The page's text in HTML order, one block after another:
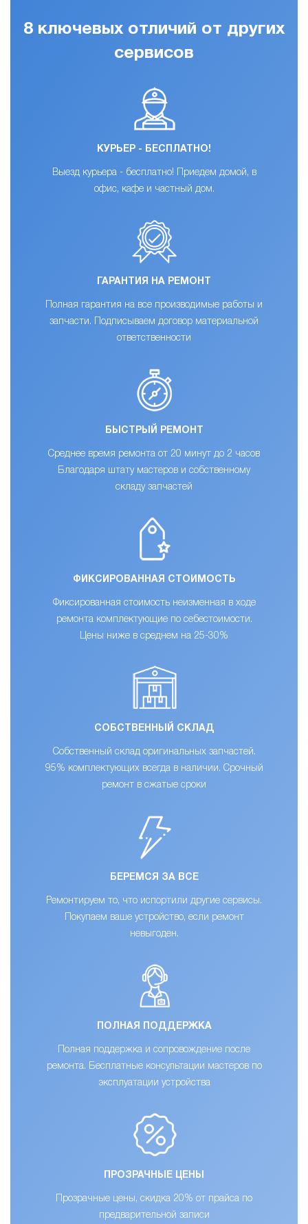
8 ключевых отличий от других
сервисов
КУРЬЕР - БЕСПЛАТНО!
Выезд курьера - бесплатно! Приедем домой, в
офис, кафе и частный дом.
ГАРАНТИЯ НА РЕМОНТ
Полная гарантия на все производимые работы и
запчасти. Подписываем договор материальной
ответственности
БЫСТРЫЙ РЕМОНТ
Среднее время ремонта от 20 минут до 2 часов
Благодаря штату мастеров и собственному
складу запчастей
ФИКСИРОВАННАЯ СТОИМОСТЬ
Фиксированная стоимость неизменная в ходе
ремонта комплектующие по себестоимости.
Цены ниже в среднем на 25-30%
СОБСТВЕННЫЙ СКЛАД
Собственный склад оригинальных запчастей.
95% комплектующих всегда в наличии. Срочный
ремонт в сжатые сроки
БЕРЕМСЯ ЗА ВСЕ
Ремонтируем то, что испортили другие сервисы.
Покупаем ваше устройство, если ремонт
невыгоден.
ПОЛНАЯ ПОДДЕРЖКА
Полная поддержка и сопровождение после
ремонта. Бесплатные консультации мастеров по
эксплуатации устройства
ПРОЗРАЧНЫЕ ЦЕНЫ
Прозрачные цены, скидка 20% от прайса по
предварительной записи